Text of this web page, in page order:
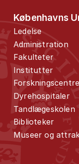
Københavns
Ledelse
Administration
Fakulteter
Institutter
Forskningscentre
Dyrehospitaler
Tandlægeskolen
Biblioteker
Museer og